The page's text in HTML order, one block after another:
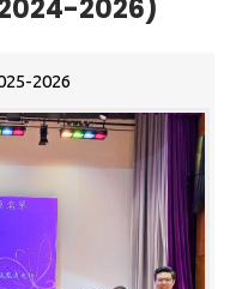
2026)
2026